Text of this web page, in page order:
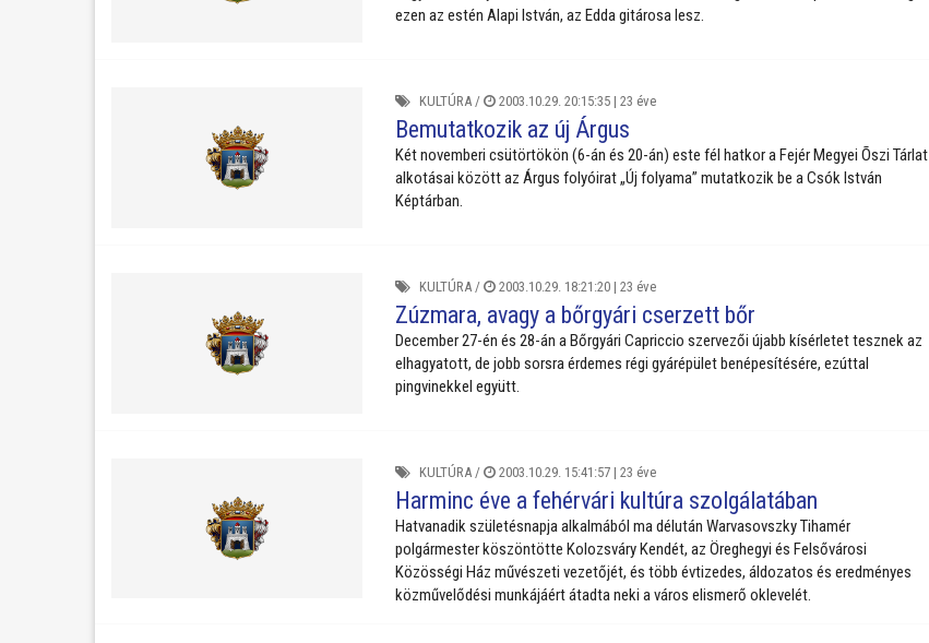
ezen az estén Alapi István, az Edda gitárosa lesz.
KULTÚRA/ 2003.10.29. 20:15:35 | 23 éve
Bemutatkozik az új Árgus
Két novemberi csütörtökön (6-án és 20-án) este fél hatkor a Fejér Megyei Õszi Tárlat
alkotásai között az Árgus folyóirat „Új folyama” mutatkozik be a Csók István
Képtárban.
KULTÚRA/ 2003.10.29. 18:21:20 | 23 éve
Zúzmara, avagy a bőrgyári cserzett bőr
December 27-én és 28-án a Bőrgyári Capriccio szervezői újabb kísérletet tesznek az
elhagyatott, de jobb sorsra érdemes régi gyárépület benépesítésére, ezúttal
pingvinekkel együtt.
KULTÚRA/ 2003.10.29. 15:41:57 | 23 éve
Harminc éve a fehérvári kultúra szolgálatában
Hatvanadik születésnapja alkalmából ma délután Warvasovszky Tihamér
polgármester köszöntötte Kolozsváry Kendét, az Öreghegyi és Felsővárosi
Közösségi Ház művészeti vezetőjét, és több évtizedes, áldozatos és eredményes
közművelődési munkájáért átadta neki a város elismerő oklevelét.